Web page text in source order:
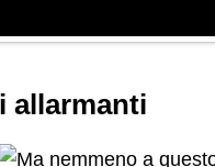
allarmanti